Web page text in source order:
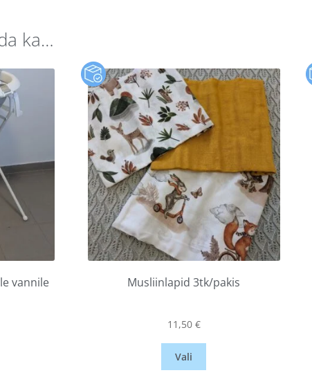
ka…
vannile Musliinlapid 3tk/pakis
11,50 €
Vali